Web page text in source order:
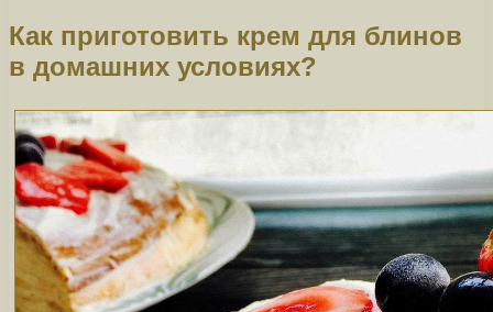
Как приготовить крем для блинов
в домашних условиях?